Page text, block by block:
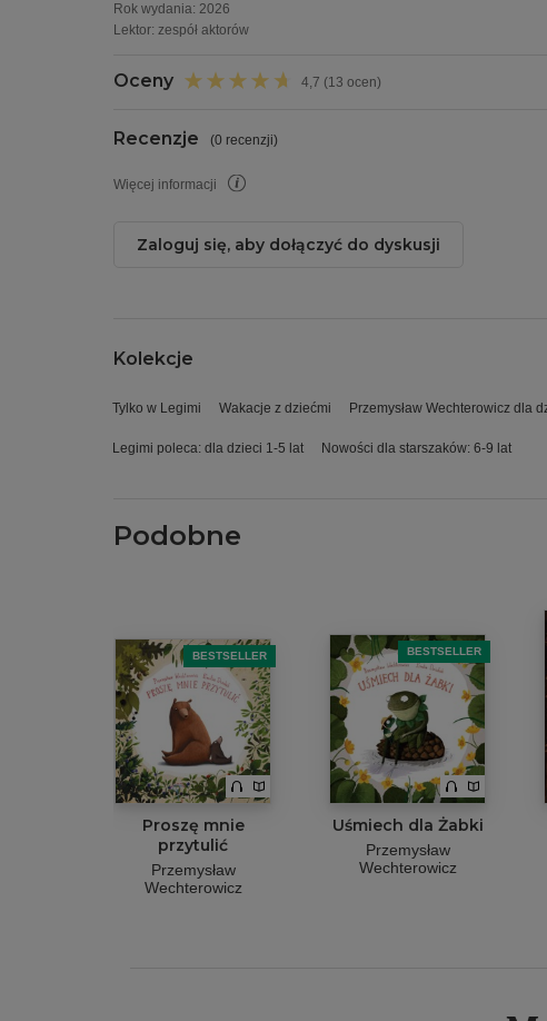
Rok wydania: 2026
Lektor: zespół aktorów
Oceny 4,7 (13 ocen)
Recenzje (0 recenzji)
Więcej informacji
Zaloguj się, aby dołączyć do dyskusji
Kolekcje
Tylko w Legimi Wakacje z dziećmi Przemysław Wechterowicz dla
Legimi poleca: dla dzieci 1-5 lat Nowości dla starszaków: 6-9 lat
Podobne
BESTSELLER
Proszę mnie
przytulić
Przemysław
Wechterowicz
BESTSELLER
Uśmiech dla Żabki
Przemysław
Wechterowicz